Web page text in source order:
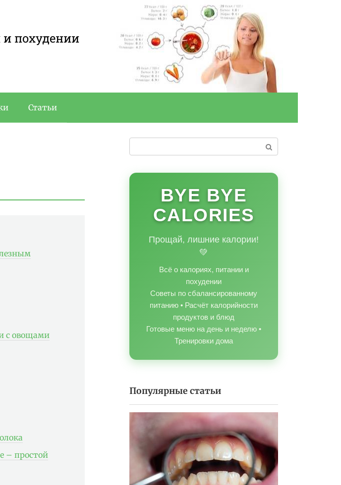
и похудении
Статьи
с овощами
– простой
BYE BYE
CALORIES
Прощай, лишние калории!
💚
Всё о калориях, питании и
похудении
Советы по сбалансированному
питанию • Расчёт калорийности
продуктов и блюд
Готовые меню на день и неделю •
Тренировки дома
Популярные статьи